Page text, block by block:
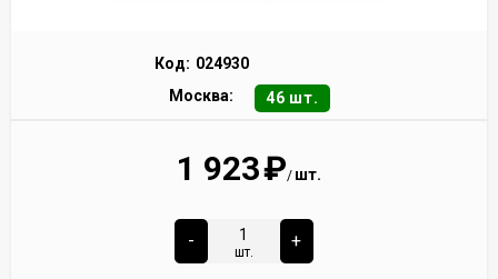
Код: 024930
Москва:
46 шт.
1 923₽/ шт.
-
шт.
+